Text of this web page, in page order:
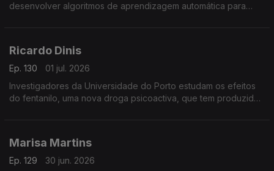
desenvolver algoritmos de aprendizagem automática para
Ricardo Dinis
Ep. 130
01 jul. 2026
Investigadores da Universidade do Porto estudam os efeitos
do fentanilo, uma nova droga psicoactiva, que tem produzido
Marisa Martins
Ep. 129
30 jun. 2026